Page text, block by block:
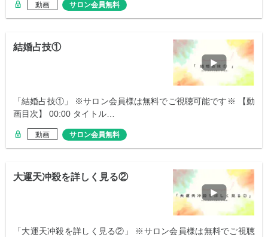
動画 サロン会員無料
結婚占技①
「結婚占技①」 ※サロン会員様は無料でご視聴可能です※ 【動
画目次】 00:00 タイトル…
動画 サロン会員無料
大運天冲殺を詳しく見る②
「大運天冲殺を詳しく見る②」 ※サロン会員様は無料でご視聴